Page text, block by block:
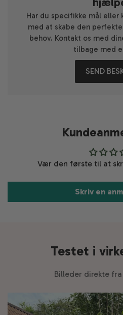
Fragten er gratis ved køb over
med Danske fragtmænd og
har angivet ved bestillingen.
Bemærk: Fragten kan variere
øer. Kontakt os derfor inden
metal.dk for at få oplyst den
Har du specifikke mål eller
med at skabe den
behov. Kontakt os med
tilbage med
SEND
Vær den første til at
Skriv en
Testet i
Billeder direkte